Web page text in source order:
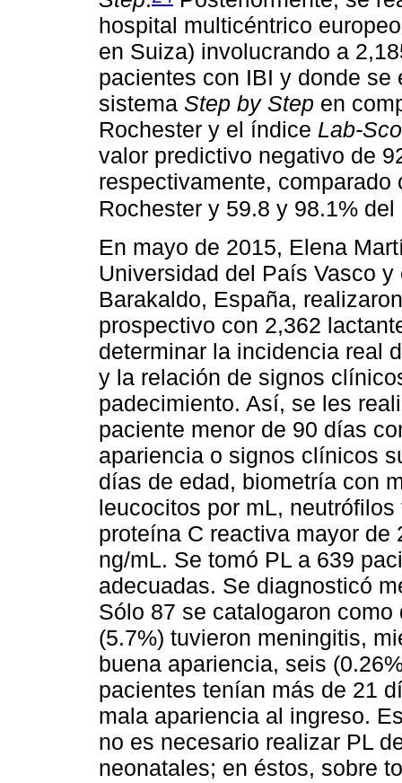
hospital multicéntrico
en Suiza) involucrando a
pacientes con IBI y donde
sistema Step by Step en
Rochester y el índice Lab-
valor predictivo negativo de
respectivamente,
Rochester y 59.8 y 98.1%
En mayo de 2015, Elena
Universidad del País Vasco
Barakaldo, España,
prospectivo con 2,362
determinar la incidencia real
y la relación de signos
padecimiento. Así, se les
paciente menor de 90 días
apariencia o signos clínicos
días de edad, biometría con
leucocitos por mL,
proteína C reactiva mayor
ng/mL. Se tomó PL a 639
adecuadas. Se diagnosticó
Sólo 87 se catalogaron
(5.7%) tuvieron meningitis,
buena apariencia, seis
pacientes tenían más de 21
mala apariencia al ingreso.
no es necesario realizar PL
neonatales; en éstos, sobre